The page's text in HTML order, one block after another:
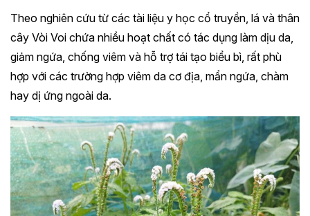
Theo nghiên cứu từ các tài liệu y học cổ truyền, lá và thân
cây Vòi Voi chứa nhiều hoạt chất có tác dụng làm dịu da,
giảm ngứa, chống viêm và hỗ trợ tái tạo biểu bì, rất phù
hợp với các trường hợp viêm da cơ địa, mẩn ngứa, chàm
hay dị ứng ngoài da.